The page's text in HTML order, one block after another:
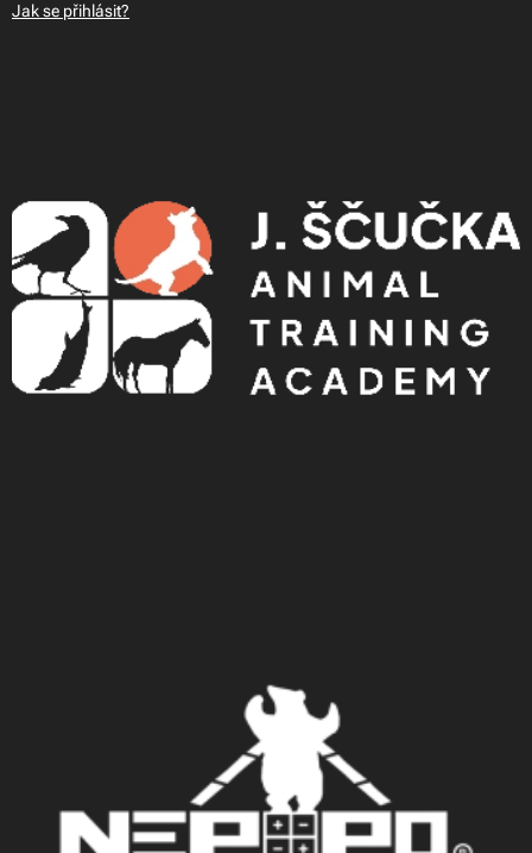
Jak se přihlásit?